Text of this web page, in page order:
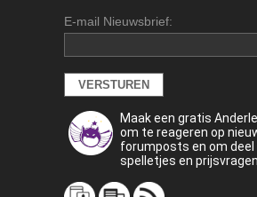
E-mail Nieuwsbrief:
Maak een gratis
om te reageren op
forumposts en om deel
spelletjes en prijsvragen.